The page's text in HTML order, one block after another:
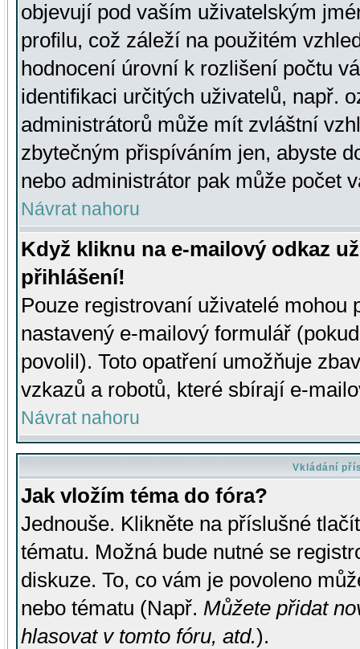
objevují pod vaším uživatelským
profilu, což záleží na použitém
hodnocení úrovní k rozlišení počtu
identifikaci určitých uživatelů, např.
administrátorů může mít zvláštní
zbytečným přispíváním jen, abyste
nebo administrátor pak může počet
Návrat nahoru
Když kliknu na e-mailový odkaz
přihlášení!
Pouze registrovaní uživatelé mohou
nastavený e-mailový formulář
povolil). Toto opatření umožňuje
vzkazů a robotů, které sbírají e-
Návrat nahoru
Vkládání
Jak vložím téma do fóra?
Jednouše. Klikněte na příslušné
tématu. Možná bude nutné se
diskuze. To, co vám je povoleno
nebo tématu (Např. Můžete přidat
hlasovat v tomto fóru, atd.).